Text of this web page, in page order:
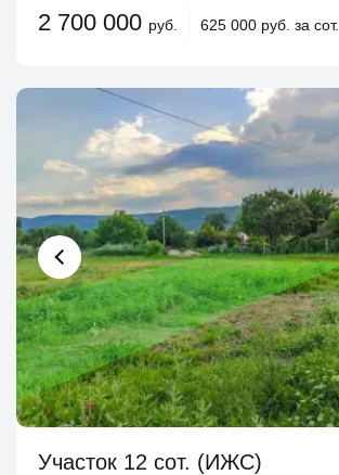
2 700 000 руб. 625 000 руб. за сот.
Участок 12 сот. (ИЖС)